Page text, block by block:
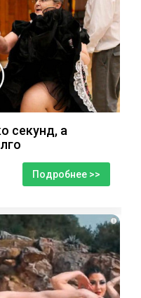
секунд, а
Подробнее >>
i